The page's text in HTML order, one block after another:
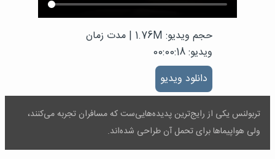
حجم ویدیو: 1.76M |مدت زمان
ویدیو: 00:00:18
دانلود ویدیو
تربولنس یکی از رایج‌ترین پدیده‌هایی‌ست که مسافران تجربه می‌کنند،
ولی هواپیماها برای تحمل آن طراحی شده‌اند.